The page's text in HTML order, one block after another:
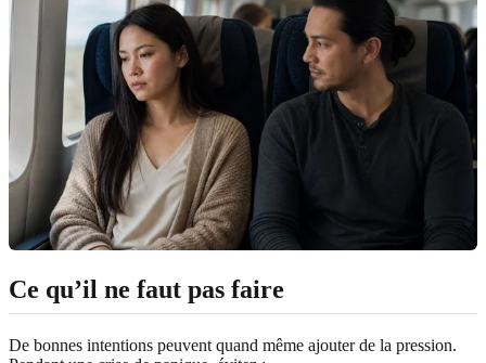
Ce qu’il ne faut pas faire
De bonnes intentions peuvent quand même ajouter de la pression.